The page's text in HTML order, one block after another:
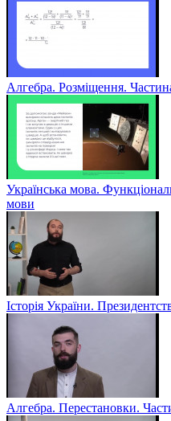
Алгебра. Розміщення.
Українська мова.
мови
Історія України.
Алгебра. Перестановки.